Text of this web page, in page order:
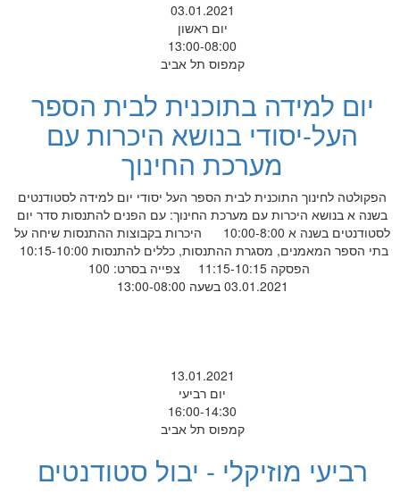
03.01.2021
יום ראשון
13:00-08:00
קמפוס תל אביב
יום למידה בתוכנית לבית הספר
העל-יסודי בנושא היכרות עם
מערכת החינוך
הפקולטה לחינוך התוכנית לבית הספר העל יסודי יום למידה לסטודנטים
בשנה א בנושא היכרות עם מערכת החינוך: עם הפנים להתנסות סדר יום
לסטודנטים בשנה א 10:00-8:00 היכרות בקבוצות ההתנסות שיחה על
בתי הספר המאמנים, מסגרת ההתנסות, כללים להתנסות 10:15-10:00
הפסקה 11:15-10:15 צפייה בסרט: 100
03.01.2021 בשעה 13:00-08:00
13.01.2021
יום רביעי
16:00-14:30
קמפוס תל אביב
רביעי מוזיקלי - יבול סטודנטים